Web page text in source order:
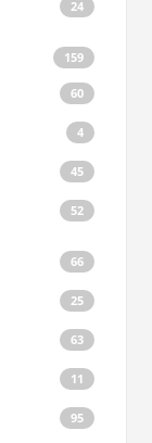
24
159
60
4
45
52
66
25
63
11
95